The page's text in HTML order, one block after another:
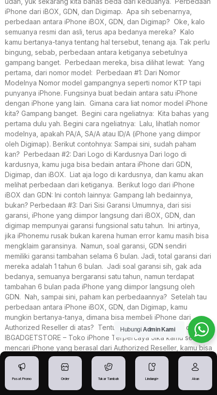
iPhone dari iBOX, GDN, dan Digimap. Apa sih sebenarnya,
perbedaan antara iPhone iBOX, GDN, dan Digimap? Oke, kalo
semuanya resmi dan asli, terus apa bedanya mereka? Kalo
kamu bertanya-tanya tentang hal tersebut, tenang aja. Tak perlu
bingung, sebab, perbedaan antara ketiganya sebetulnya
gampang banget. Perbedaan mereka, bisa dilihat lewat: Yang
pertama, dari nomor model: Perbedaan #1: Dari Nomor
Modelnya Nomor model gampangnya seperti nomor KTP tapi
punyanya iPhone. Fungsinya buat bedain antara satu iPhone
dengan iPhone yang lain. Gimana cara liat nomor model iPhone
kita? Gampang banget. Begini cara ngeliatnya: Kita bahas yang
pertama dulu yah. Begini cara ngeliatnya: Lalu, lihatlah nomor
modelnya, apakah PA/A, SA/A atau ID/A (iPhone yang diimpor
oleh Digimap). Berikut contohnya: Sampai sini, sudah paham
kan? Perbedaan #2: Dari Logo di Kardusnya Dari logo di
kardusnya, kamu juga bisa bedain antara iPhone dari GDN,
Digimap, dan iBOX. Liat aja logo di kardusnya, dan kamu akan
melihat perbedaan dari ketiganya. Berikut logo dari iPhone
iBOX dan GDN: Ini contoh lainnya: Gampang lah bedainnya,
bukan? Perbedaan #3: Dari Sisi Garansi Umumnya, dari sisi
garansi, iPhone yang diimpor langsung dari iBOX, GDN, dan
digimap mempunyai garansi fungsional satu tahun. Ini artinya,
jika iPhonemu rusak bukan karena human error kamu masih bisa
mengklaim garansinya. Namun, soal garansi, GDN sendiri
memiliki garansi tambahan selama 6 bulan. Jadi, total garansi dari
mereka adalah 1 tahun 6 bulan. Jadi soal garansi sih, gak ada
bedanya, semuanya bergaransi satu tahun, namun terdapat
tambahan 6 bulan pada iPhone yang diimpor langsung oleh
GDN. Nah, sampai sini, paham kan perbedaannya? Setelah tau
perbedaan antara iPhone iBOX, GDN, dan Digimap, kamu
mungkin bertanya-tanya, dimana bisa membeli iPhone dari
Authorized Reseller di atas? Tentunya, jawabannya ada di:
IBGADGETSTORE – Toko iPhone Terpercaya Jika kamu sedang
mencari iPhone yang berasal dari Authorized Reseller, kamu bisa
langsung dateng aja ke IBGADGETSTORE. IBGADGETSTORE
bisa kamu temukan di kota Semarang, Solo, Jogja, Kudus,
Magelang, Pati, Pekalongan, Tegal, Purwokerto. Sebentar lagi,
kami juga akan membuka cabang di Surabaya dan Malang. Buat
Pusat Promo Order Tukar Tambah Lindungi+ Akun
Hubungi Admin Kami